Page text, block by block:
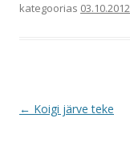
kategoorias 03.10.2012
Postituste
← Koigi järve teke